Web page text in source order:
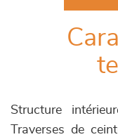
Structure
Traverses de